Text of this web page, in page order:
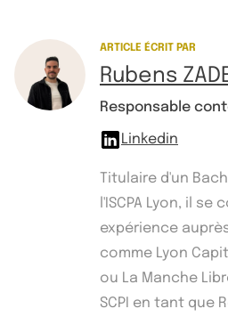
ARTICLE ÉCRIT PAR
Rubens
Responsable
Linkedin
Titulaire d'un
l'ISCPA Lyon, il
expérience
comme Lyon
ou La Manche
SCPI en tant que